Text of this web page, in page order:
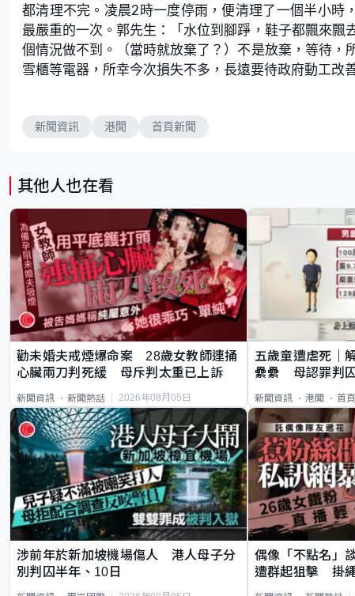
都清理不完。凌晨2時一度停雨，便清理了一個半小
最嚴重的一次。郭先生：「水位到腳踭，鞋子都飄來
個情況做不到。（當時就放棄了？）不是放棄，等待
雪櫃等電器，所幸今次損失不多，長遠要待政府動工改
新聞資訊 港聞 首頁新聞
其他人也在看
勸未婚夫戒煙爆命案 28歲女教師連捅
心臟兩刀判死緩 母斥判太重已上訴
新聞資訊 新聞熱話 2026年08月05日
五歲童遭虐死｜
纍纍 母認罪判
新聞資訊 港聞 首
涉前年於新加坡機場傷人 港人母子分
別判囚半年、10日
偶像「不點名」
遭群起狙擊 掛